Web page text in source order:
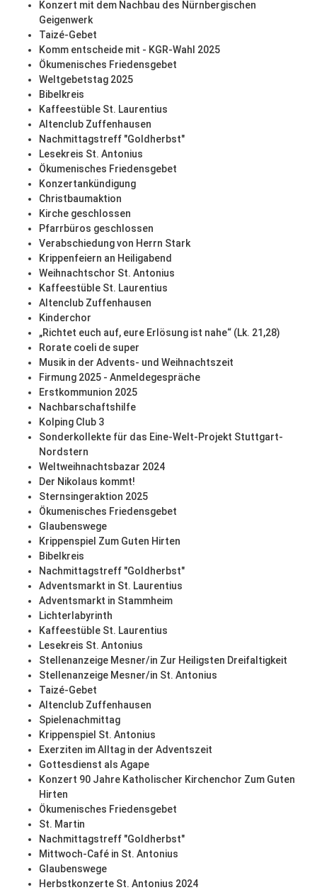
Konzert mit dem Nachbau des Nürnbergischen
Geigenwerk
Taizé-Gebet
Komm entscheide mit - KGR-Wahl 2025
Ökumenisches Friedensgebet
Weltgebetstag 2025
Bibelkreis
Kaffeestüble St. Laurentius
Altenclub Zuffenhausen
Nachmittagstreff "Goldherbst"
Lesekreis St. Antonius
Ökumenisches Friedensgebet
Konzertankündigung
Christbaumaktion
Kirche geschlossen
Pfarrbüros geschlossen
Verabschiedung von Herrn Stark
Krippenfeiern an Heiligabend
Weihnachtschor St. Antonius
Kaffeestüble St. Laurentius
Altenclub Zuffenhausen
Kinderchor
„Richtet euch auf, eure Erlösung ist nahe“ (Lk. 21,28)
Rorate coeli de super
Musik in der Advents- und Weihnachtszeit
Firmung 2025 - Anmeldegespräche
Erstkommunion 2025
Nachbarschaftshilfe
Kolping Club 3
Sonderkollekte für das Eine-Welt-Projekt Stuttgart-
Nordstern
Weltweihnachtsbazar 2024
Der Nikolaus kommt!
Sternsingeraktion 2025
Ökumenisches Friedensgebet
Glaubenswege
Krippenspiel Zum Guten Hirten
Bibelkreis
Nachmittagstreff "Goldherbst"
Adventsmarkt in St. Laurentius
Adventsmarkt in Stammheim
Lichterlabyrinth
Kaffeestüble St. Laurentius
Lesekreis St. Antonius
Stellenanzeige Mesner/in Zur Heiligsten Dreifaltigkeit
Stellenanzeige Mesner/in St. Antonius
Taizé-Gebet
Altenclub Zuffenhausen
Spielenachmittag
Krippenspiel St. Antonius
Exerziten im Alltag in der Adventszeit
Gottesdienst als Agape
Konzert 90 Jahre Katholischer Kirchenchor Zum Guten
Hirten
Ökumenisches Friedensgebet
St. Martin
Nachmittagstreff "Goldherbst"
Mittwoch-Café in St. Antonius
Glaubenswege
Herbstkonzerte St. Antonius 2024